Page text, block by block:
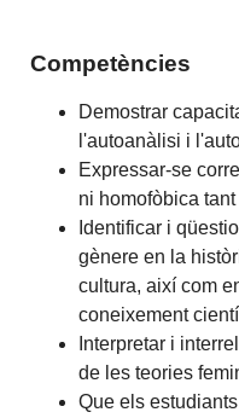
Competències
Demostrar
l'autoanàlisi i
Expressar-se
ni homofòbica
Identificar i
gènere en la
cultura, així com
coneixement
Interpretar i
de les teories
Que els